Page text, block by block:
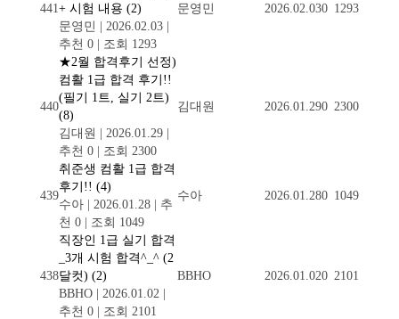
441+ 시험 내용 (2)
문영민 | 2026.02.03 |
추천 0 | 조회 1293
문영민 2026.02.030 1293
440
★2월 합격후기 선정)
컴활 1급 합격 후기!!
(필기 1트, 실기 2트)
(8)
김대원 | 2026.01.29 |
추천 0 | 조회 2300
김대원 2026.01.290 2300
439
취준생 컴활 1급 합격
후기!! (4)
수아 | 2026.01.28 | 추
천 0 | 조회 1049
수아 2026.01.280 1049
438
직장인 1급 실기 합격
_3개 시험 합격^_^ (2
달컷) (2)
BBHO | 2026.01.02 |
추천 0 | 조회 2101
BBHO 2026.01.020 2101